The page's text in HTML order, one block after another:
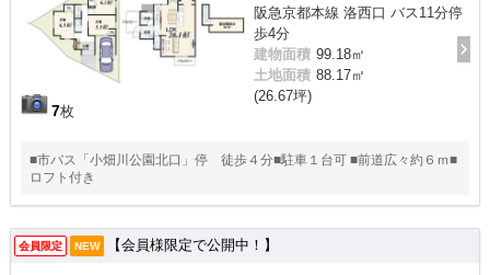
7枚
阪急京都本線 洛西口 バス11分停
歩4分
建物面積 99.18㎡
土地面積 88.17㎡
(26.67坪)
■市バス「小畑川公園北口」停 徒歩４分■駐車１台可 ■前道広々約６ｍ■
ロフト付き
会員限定 NEW 【会員様限定で公開中！】